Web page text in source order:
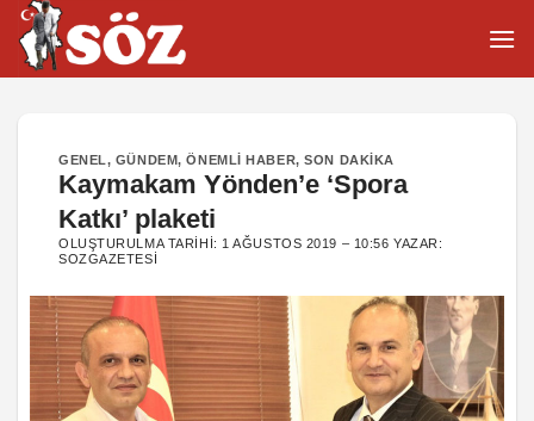
İçeriğe
atla
GENEL, GÜNDEM,ÖNEMLI HABER,SON DAKIKA
Kaymakam Yönden’e ‘Spora
Katkı’ plaketi
OLUŞTURULMA TARIHI: 1 AĞUSTOS 2019 – 10:56 YAZAR:
SOZGAZETESI